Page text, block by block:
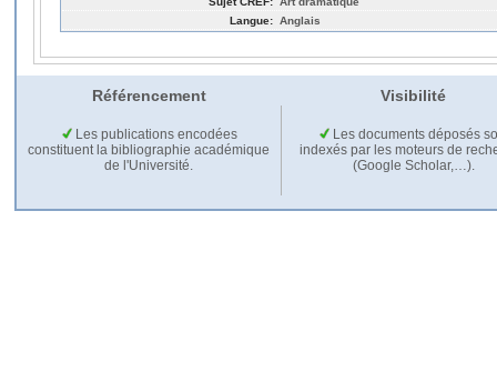
Langue: Anglais
Référencement Visibilité
Les publications encodées
constituent la bibliographie académique
de l'Université.
Les documents déposés
indexés par les moteurs de
(Google Scholar,…).